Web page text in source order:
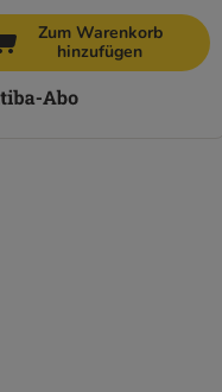
Zum Warenkorb
hinzufügen